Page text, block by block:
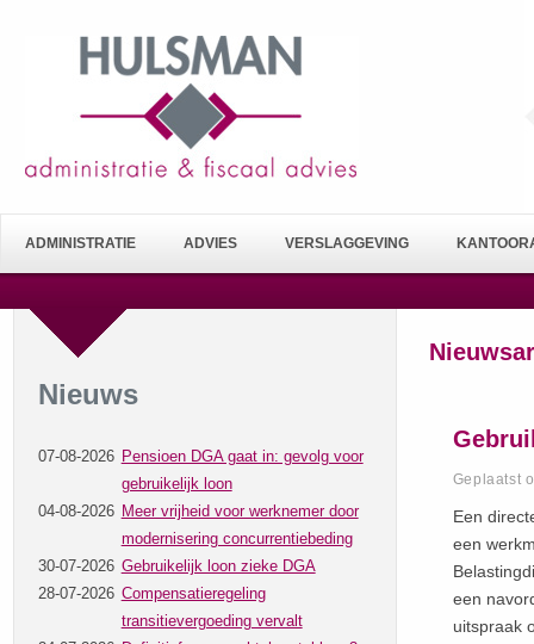
ADMINISTRATIE ADVIES VERSLAGGEVING
Nieuws
07-08-2026 Pensioen DGA gaat in: gevolg voor
gebruikelijk loon
04-08-2026 Meer vrijheid voor werknemer door
modernisering concurrentiebeding
30-07-2026 Gebruikelijk loon zieke DGA
28-07-2026 Compensatieregeling
transitievergoeding vervalt
Geplaatst
Een
een
een
uitspraak